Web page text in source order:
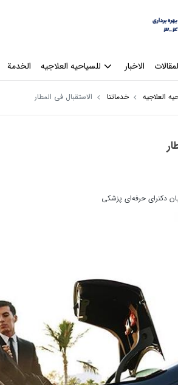
الاخبار للسیاحیه العلاجیه الخدمة
العلاجیه خدماتنا الاستقبال في المطار
دکترای حرفه‌ای پزشکی